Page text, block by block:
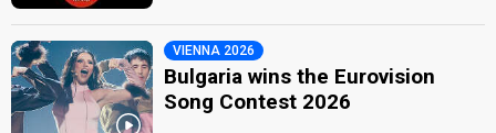
VIENNA 2026
Bulgaria wins the Eurovision
Song Contest 2026